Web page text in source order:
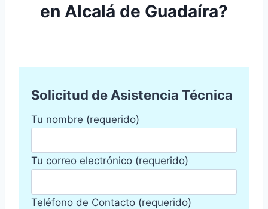
en Alcalá de Guadaíra?
Solicitud de Asistencia Técnica
Tu nombre (requerido)
Tu correo electrónico (requerido)
Teléfono de Contacto (requerido)